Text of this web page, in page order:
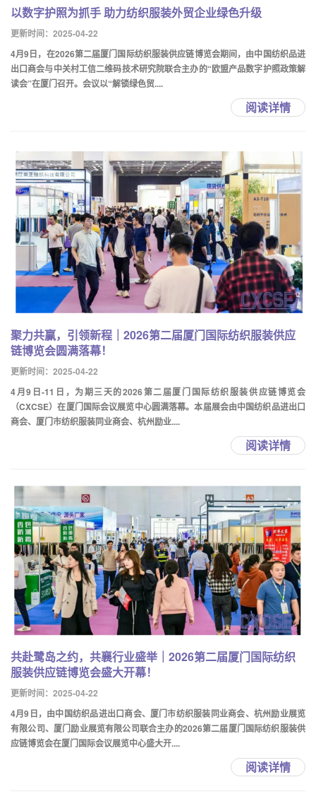
以数字护照为抓手 助力纺织服装外贸企业绿色升级
更新时间：2025-04-22
4月9日，在2026第二届厦门国际纺织服装供应链博览会期间，由中国纺织品进
出口商会与中关村工信二维码技术研究院联合主办的“欧盟产品数字护照政策解
读会”在厦门召开。会议以“解锁绿色贸....
阅读详情
聚力共赢，引领新程｜2026第二届厦门国际纺织服装供应
链博览会圆满落幕！
更新时间：2025-04-22
4月9日-11日，为期三天的2026第二届厦门国际纺织服装供应链博览会
（CXCSE）在厦门国际会议展览中心圆满落幕。本届展会由中国纺织品进出口
商会、厦门市纺织服装同业商会、杭州励业....
阅读详情
共赴鹭岛之约，共襄行业盛举｜2026第二届厦门国际纺织
服装供应链博览会盛大开幕！
更新时间：2025-04-22
4月9日，由中国纺织品进出口商会、厦门市纺织服装同业商会、杭州励业展览
有限公司、厦门励业展览有限公司联合主办的2026第二届厦门国际纺织服装供
应链博览会在厦门国际会议展览中心盛大开....
阅读详情